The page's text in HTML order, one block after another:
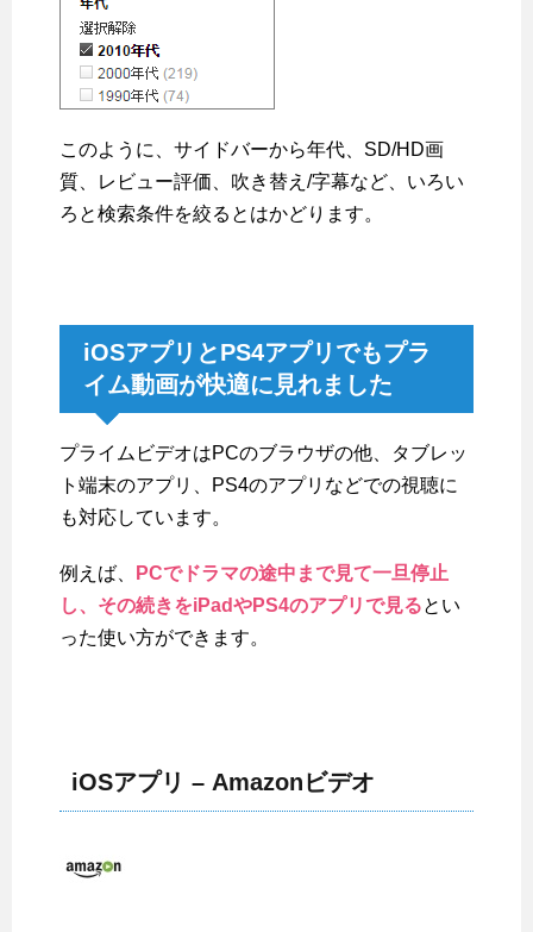
このように、サイドバーから年代、SD/HD画
質、レビュー評価、吹き替え/字幕など、いろい
ろと検索条件を絞るとはかどります。
iOSアプリとPS4アプリでもプラ
イム動画が快適に見れました
プライムビデオはPCのブラウザの他、タブレッ
ト端末のアプリ、PS4のアプリなどでの視聴に
も対応しています。
例えば、
PCでドラマの途中まで見て一旦停止
し、その続きをiPadやPS4のアプリで見るとい
った使い方ができます。
iOSアプリ – Amazonビデオ